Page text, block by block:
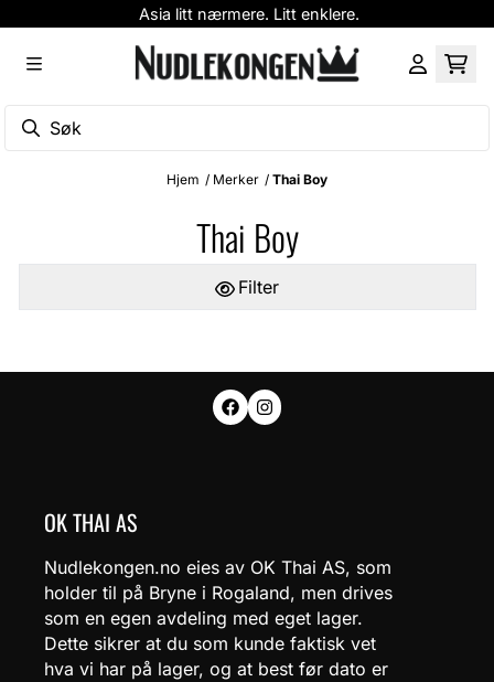
Asia litt nærmere. Litt enklere.
Hjem / Merker / Thai Boy
Thai Boy
Filter
OK THAI AS
Nudlekongen.no eies av OK Thai AS, som
holder til på Bryne i Rogaland, men drives
som en egen avdeling med eget lager.
Dette sikrer at du som kunde faktisk vet
hva vi har på lager, og at best før dato er